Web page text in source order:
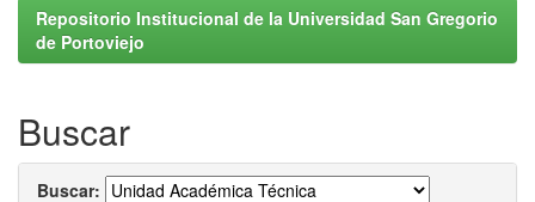
Repositorio Institucional de la Universidad San Gregorio
de Portoviejo
Buscar
Buscar: